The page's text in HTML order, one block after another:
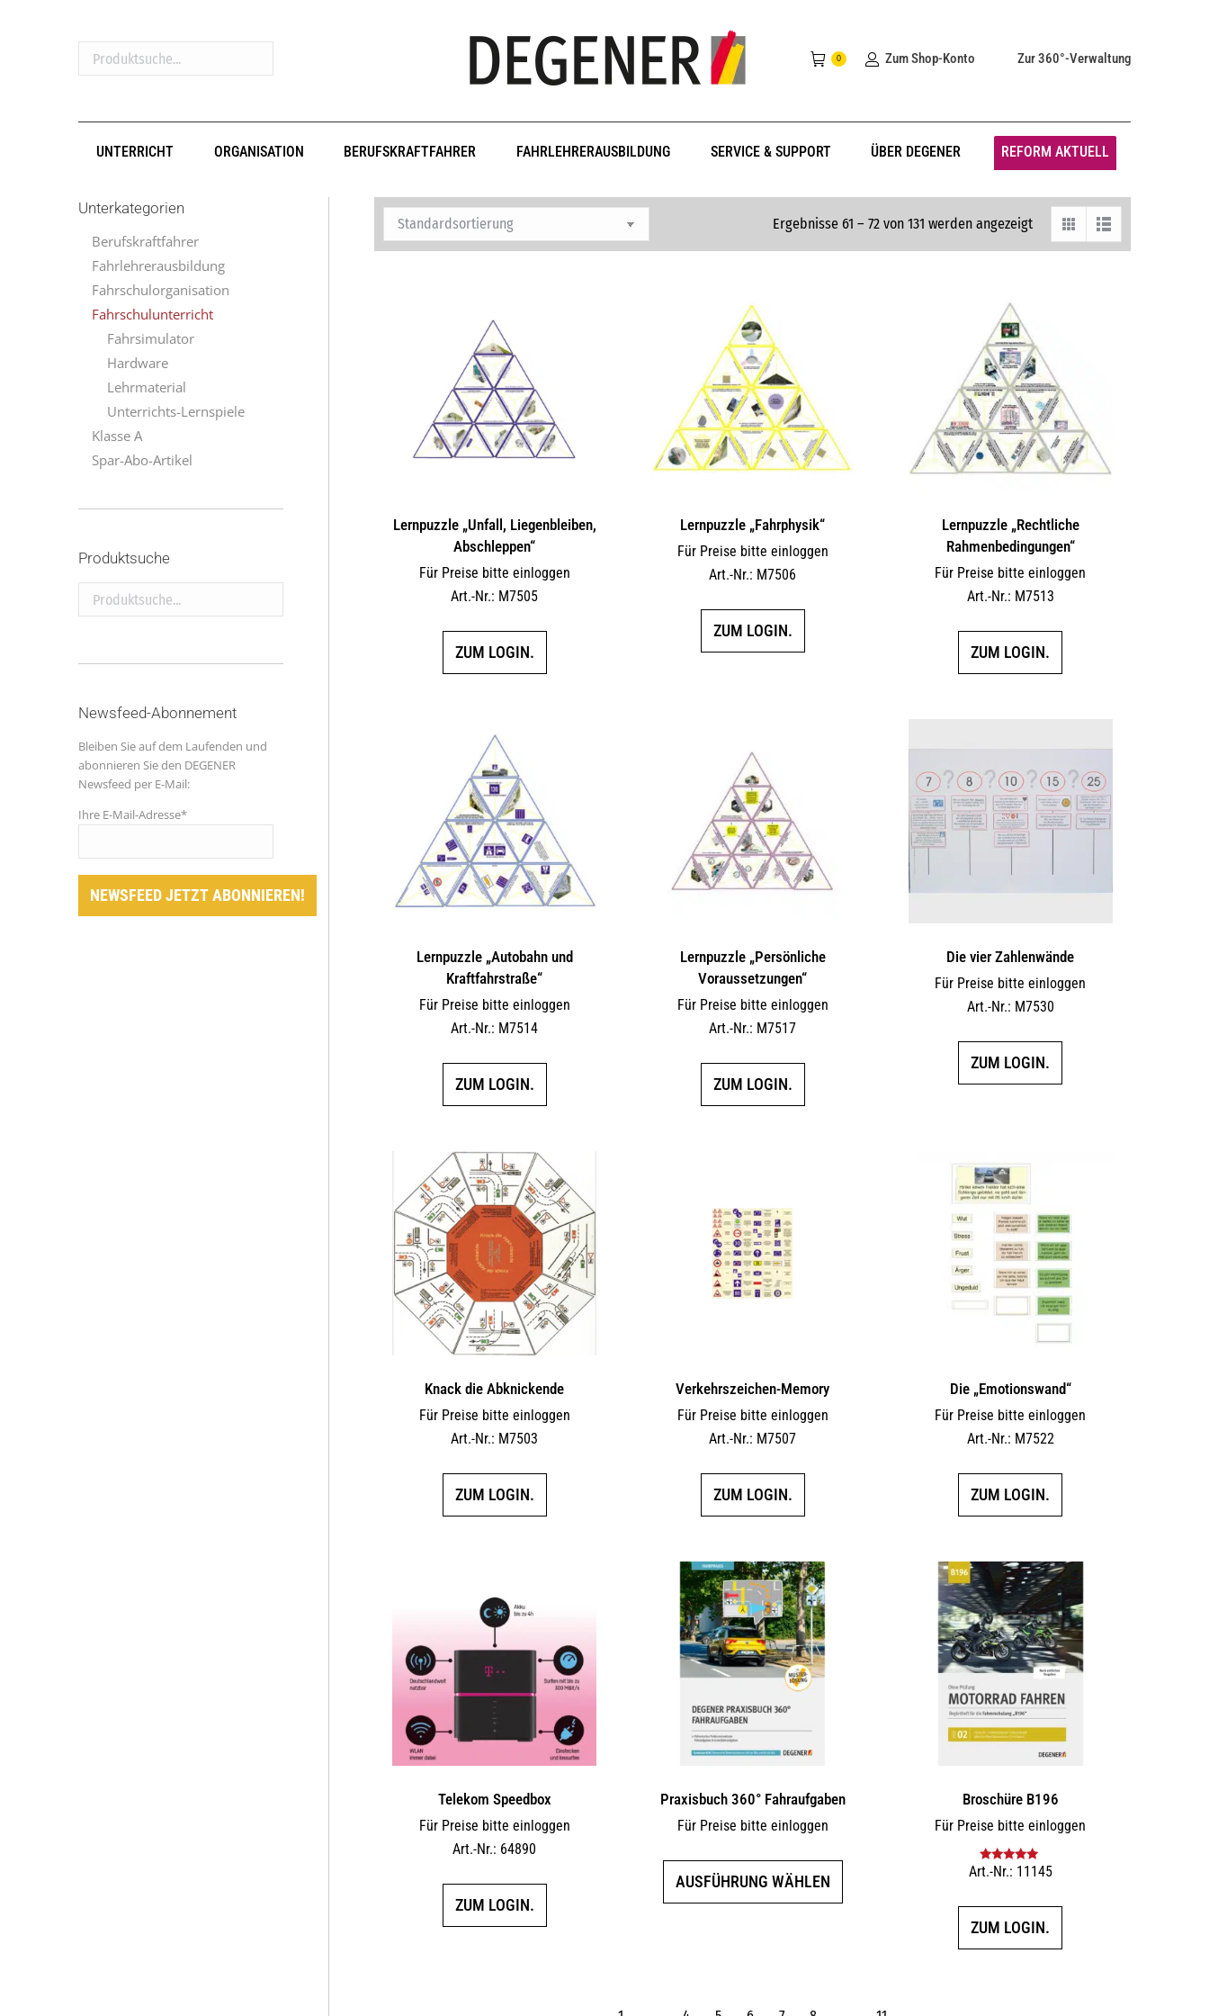
Produktsuche...
0 Zum Shop-Konto Zur 360°-Verwaltung
UNTERRICHT ORGANISATION BERUFSKRAFTFAHRER FAHRLEHRERAUSBILDUNG SERVICE & SUPPORT ÜBER DEGENER REFORM AKTUELL
Ergebnisse 61 – 72 von 131 werden angezeigt
Lernpuzzle „Unfall, Liegenbleiben,
Abschleppen“
Für Preise bitte einloggen
Art.-Nr.: M7505
ZUM LOGIN.
Lernpuzzle „Fahrphysik“
Für Preise bitte einloggen
Art.-Nr.: M7506
ZUM LOGIN.
Lernpuzzle „Rechtliche
Rahmenbedingungen“
Für Preise bitte einloggen
Art.-Nr.: M7513
ZUM LOGIN.
Lernpuzzle „Autobahn und
Kraftfahrstraße“
Für Preise bitte einloggen
Art.-Nr.: M7514
ZUM LOGIN.
Lernpuzzle „Persönliche
Voraussetzungen“
Für Preise bitte einloggen
Art.-Nr.: M7517
ZUM LOGIN.
Die vier Zahlenwände
Für Preise bitte einloggen
Art.-Nr.: M7530
ZUM LOGIN.
Knack die Abknickende
Für Preise bitte einloggen
Art.-Nr.: M7503
ZUM LOGIN.
Verkehrszeichen-Memory
Für Preise bitte einloggen
Art.-Nr.: M7507
ZUM LOGIN.
Die „Emotionswand“
Für Preise bitte einloggen
Art.-Nr.: M7522
ZUM LOGIN.
Telekom Speedbox
Für Preise bitte einloggen
Art.-Nr.: 64890
ZUM LOGIN.
Praxisbuch 360° Fahraufgaben
Für Preise bitte einloggen
AUSFÜHRUNG WÄHLEN
Broschüre B196
Für Preise bitte einloggen
Bewertet mit
Art.-Nr.: 11145
ZUM LOGIN.
Unterkategorien
Berufskraftfahrer
Fahrlehrerausbildung
Fahrschulorganisation
Fahrschulunterricht
Fahrsimulator
Hardware
Lehrmaterial
Unterrichts-Lernspiele
Klasse A
Spar-Abo-Artikel
Produktsuche
Produktsuche...
Newsfeed-Abonnement
Bleiben Sie auf dem Laufenden und
abonnieren Sie den DEGENER
Newsfeed per E-Mail:
Ihre E-Mail-Adresse*